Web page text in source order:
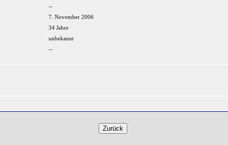
--
7. November 2006
34 Jahre
unbekannt
--